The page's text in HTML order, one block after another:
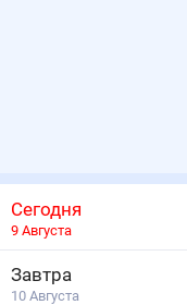
Сегодня
9 Августа
Завтра
10 Августа